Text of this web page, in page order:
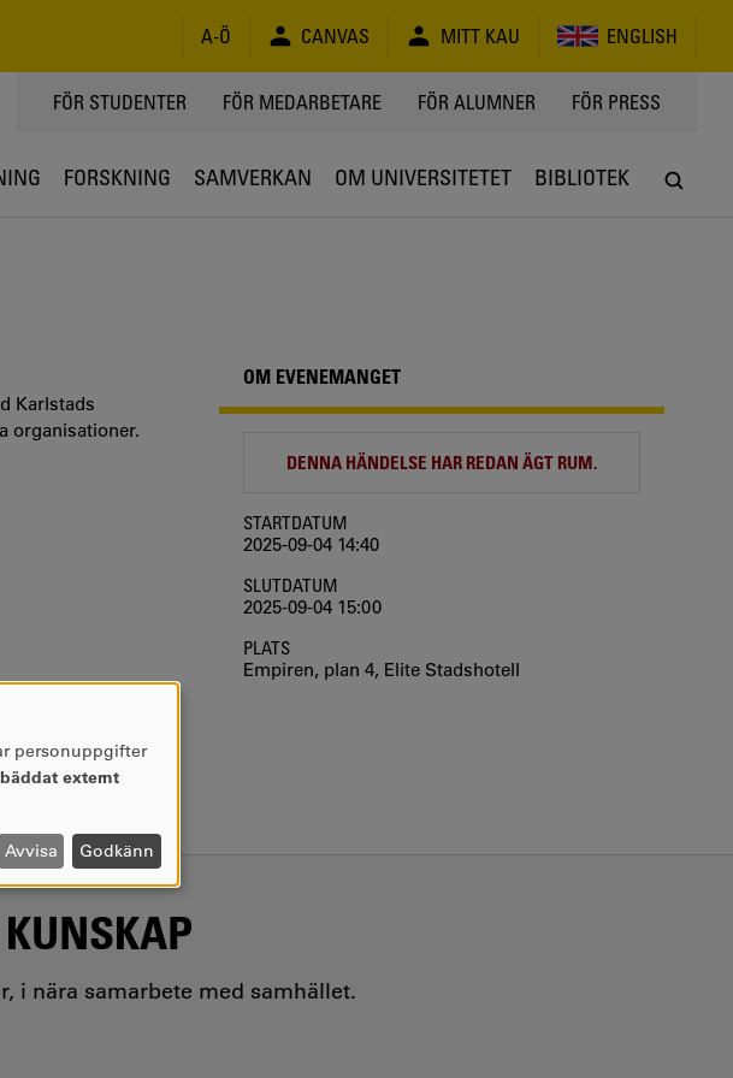
A-Ö CANVAS MITT KAU ENGLISH
TOPPMENY
FÖR STUDENTER FÖR MEDARBETARE FÖR ALUMNER FÖR PRESS
FORSKNING SAMVERKAN OM UNIVERSITETET BIBLIOTEK
Karlstads
organisationer.
OM EVENEMANGET
DENNA HÄNDELSE HAR REDAN ÄGT RUM.
STARTDATUM
2025-09-04 14:40
SLUTDATUM
2025-09-04 15:00
PLATS
Empiren, plan 4, Elite Stadshotell
i nära samarbete med samhället.
personuppgifter
externt
Avvisa Godkänn